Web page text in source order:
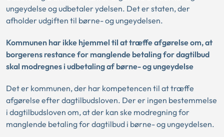
ungeydelse og udbetaler ydelsen. Det er staten, der
afholder udgiften til børne- og ungeydelsen.
Kommunen har ikke hjemmel til at træffe afgørelse om, at
borgerens restance for manglende betaling for dagtilbud
skal modregnes i udbetaling af børne- og ungeydelse
Det er kommunen, der har kompetencen til at træffe
afgørelse efter dagtilbudsloven. Der er ingen bestemmelse
i dagtilbudsloven om, at der kan ske modregning for
manglende betaling for dagtilbud i børne- og ungeydelsen.